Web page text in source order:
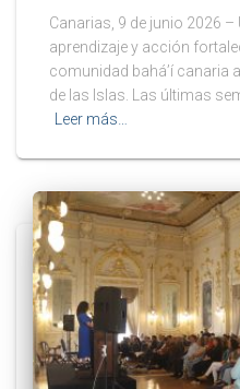
Canarias, 9 de junio 2026
aprendizaje y acción
comunidad bahá’í canaria
de las Islas. Las últimas
Leer más…